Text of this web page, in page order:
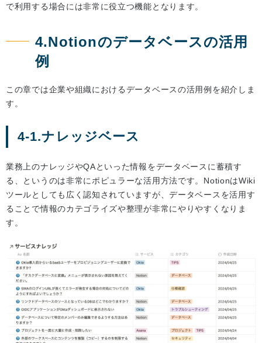
で利用する場合には非常に役立つ機能となります。
4.Notionのデータベースの活用
例
この章では企業や組織におけるデータベースの活用例を紹介しま
す。
4-1.ナレッジベース
業務上のナレッジやQAといった情報をデータベースに蓄積す
る、というのは非常にポピュラーな活用方法です。NotionはWiki
ツールとしても広く認知されていますが、データベースを活用す
ることで情報のカテゴライズや整理が非常にやりやすくなりま
す。